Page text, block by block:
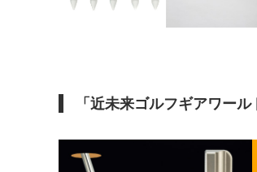
「近未来ゴルフギアワー